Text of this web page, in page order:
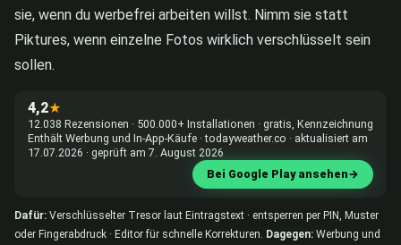
sie, wenn du werbefrei arbeiten willst. Nimm sie statt
Piktures, wenn einzelne Fotos wirklich verschlüsselt sein
sollen.
4,2★
12.038 Rezensionen · 500.000+ Installationen · gratis, Kennzeichnung
Enthält Werbung und In-App-Käufe · todayweather.co · aktualisiert am
17.07.2026 · geprüft am 7. August 2026
Bei Google Play ansehen→
Dafür: Verschlüsselter Tresor laut Eintragstext · entsperren per PIN, Muster
oder Fingerabdruck · Editor für schnelle Korrekturen. Dagegen: Werbung und